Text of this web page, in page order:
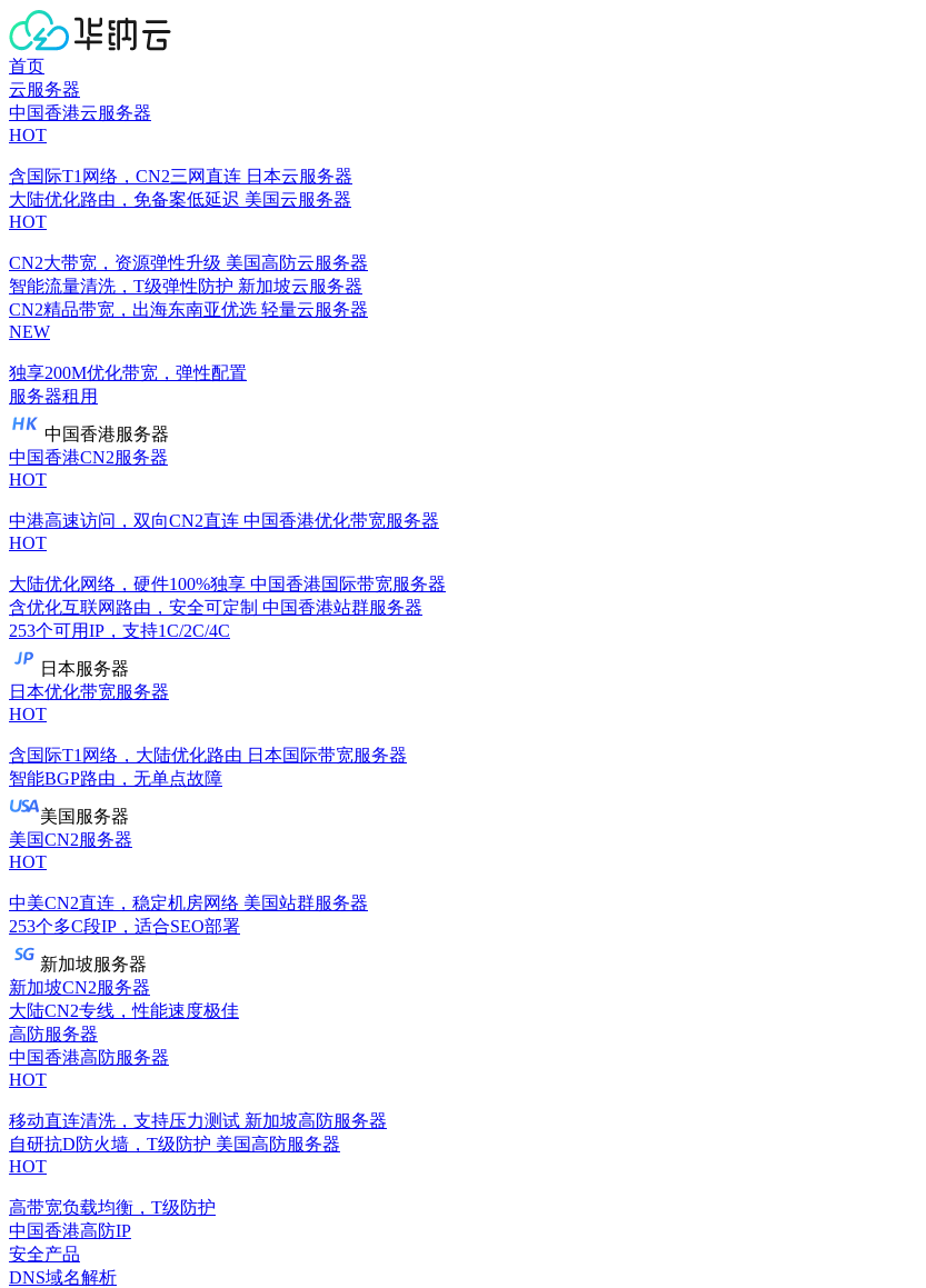
首页
云服务器
中国香港云服务器
HOT
含国际T1网络，CN2三网直连 日本云服务器
大陆优化路由，免备案低延迟 美国云服务器
HOT
CN2大带宽，资源弹性升级 美国高防云服务器
智能流量清洗，T级弹性防护 新加坡云服务器
CN2精品带宽，出海东南亚优选 轻量云服务器
NEW
独享200M优化带宽，弹性配置
服务器租用
中国香港服务器
中国香港CN2服务器
HOT
中港高速访问，双向CN2直连 中国香港优化带宽服务器
HOT
大陆优化网络，硬件100%独享 中国香港国际带宽服务器
含优化互联网路由，安全可定制 中国香港站群服务器
253个可用IP，支持1C/2C/4C
日本服务器
日本优化带宽服务器
HOT
含国际T1网络，大陆优化路由 日本国际带宽服务器
智能BGP路由，无单点故障
美国服务器
美国CN2服务器
HOT
中美CN2直连，稳定机房网络 美国站群服务器
253个多C段IP，适合SEO部署
新加坡服务器
新加坡CN2服务器
大陆CN2专线，性能速度极佳
高防服务器
中国香港高防服务器
HOT
移动直连清洗，支持压力测试 新加坡高防服务器
自研抗D防火墙，T级防护 美国高防服务器
HOT
高带宽负载均衡，T级防护
中国香港高防IP
安全产品
DNS域名解析